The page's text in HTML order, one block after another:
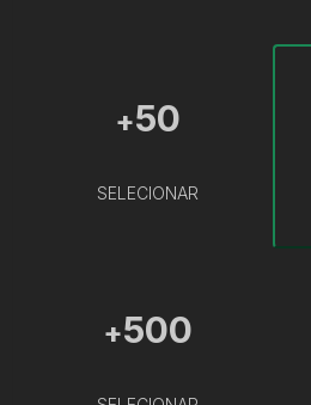
+50
SELECIONAR
+500